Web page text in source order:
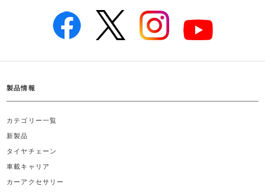
製品情報
カテゴリー一覧
新製品
タイヤチェーン
車載キャリア
カーアクセサリー